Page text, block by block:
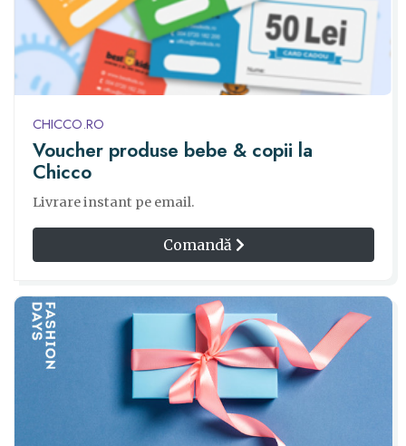
CHICCO.RO
Voucher produse bebe & copii la
Chicco
Livrare instant pe email.
Comandă